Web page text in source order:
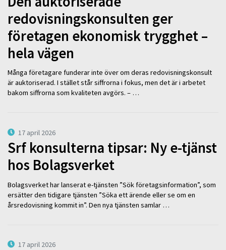
redovisningskonsulten ger
företagen ekonomisk trygghet –
hela vägen
Många företagare funderar inte över om deras redovisningskonsult
är auktoriserad. I stället står siffrorna i fokus, men det är i arbetet
bakom siffrorna som kvaliteten avgörs. – …
17 april 2026
Srf konsulterna tipsar: Ny e-tjänst
hos Bolagsverket
Bolagsverket har lanserat e-tjänsten ”Sök företagsinformation”, som
ersätter den tidigare tjänsten ”Söka ett ärende eller se om en
årsredovisning kommit in”. Den nya tjänsten samlar …
17 april 2026